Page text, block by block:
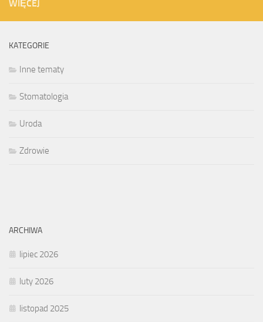
WIĘCEJ
KATEGORIE
Inne tematy
Stomatologia
Uroda
Zdrowie
ARCHIWA
lipiec 2026
luty 2026
listopad 2025